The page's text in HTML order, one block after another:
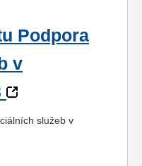
Podpora
v
služeb v